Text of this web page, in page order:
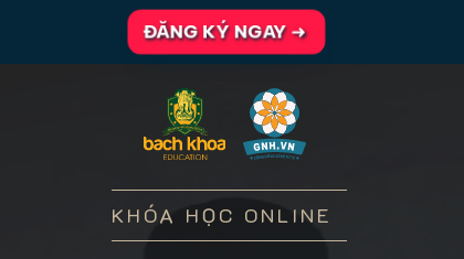
KHÓA HỌC ONLINE
ĐĂNG KÝ NGAY ➜